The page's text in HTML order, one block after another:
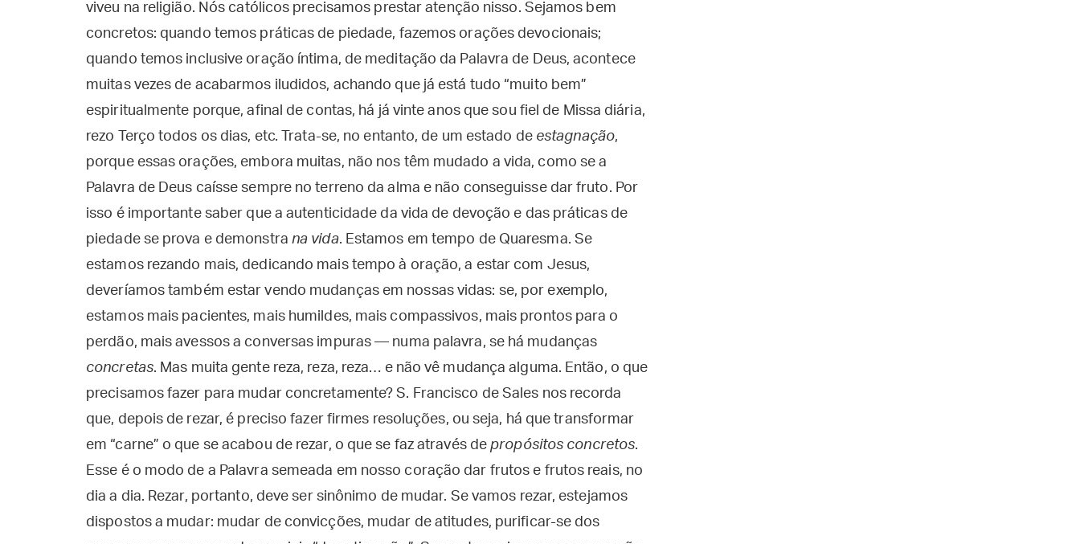
viveu na religião. Nós católicos precisamos prestar atenção nisso. Sejamos bem
concretos: quando temos práticas de piedade, fazemos orações devocionais;
quando temos inclusive oração íntima, de meditação da Palavra de Deus, acontece
muitas vezes de acabarmos iludidos, achando que já está tudo “muito bem”
espiritualmente porque, afinal de contas, há já vinte anos que sou fiel de Missa diária,
rezo Terço todos os dias, etc. Trata-se, no entanto, de um estado de estagnação,
porque essas orações, embora muitas, não nos têm mudado a vida, como se a
Palavra de Deus caísse sempre no terreno da alma e não conseguisse dar fruto. Por
isso é importante saber que a autenticidade da vida de devoção e das práticas de
piedade se prova e demonstra na vida. Estamos em tempo de Quaresma. Se
estamos rezando mais, dedicando mais tempo à oração, a estar com Jesus,
deveríamos também estar vendo mudanças em nossas vidas: se, por exemplo,
estamos mais pacientes, mais humildes, mais compassivos, mais prontos para o
perdão, mais avessos a conversas impuras — numa palavra, se há mudanças
concretas. Mas muita gente reza, reza, reza… e não vê mudança alguma. Então, o que
precisamos fazer para mudar concretamente? S. Francisco de Sales nos recorda
que, depois de rezar, é preciso fazer firmes resoluções, ou seja, há que transformar
em “carne” o que se acabou de rezar, o que se faz através de propósitos concretos.
Esse é o modo de a Palavra semeada em nosso coração dar frutos e frutos reais, no
dia a dia. Rezar, portanto, deve ser sinônimo de mudar. Se vamos rezar, estejamos
dispostos a mudar: mudar de convicções, mudar de atitudes, purificar-se dos